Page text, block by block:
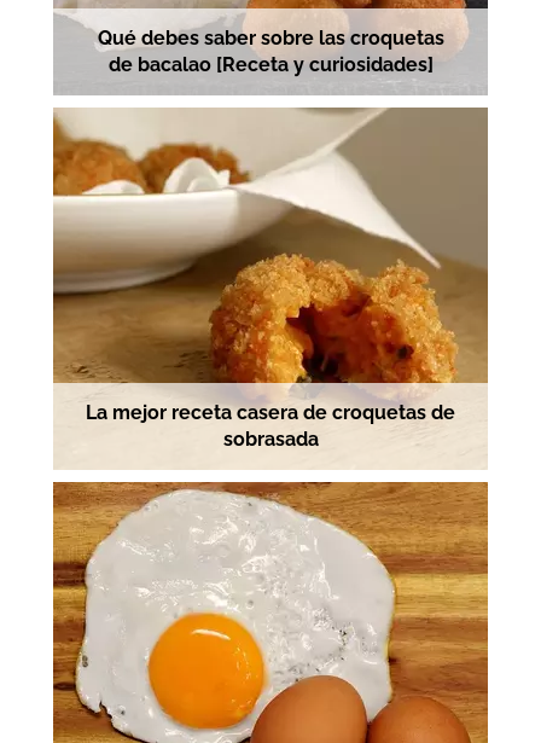
Qué debes saber sobre las croquetas
de bacalao [Receta y curiosidades]
La mejor receta casera de croquetas de
sobrasada